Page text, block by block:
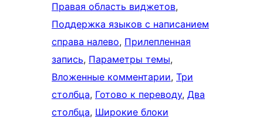
Правая область виджетов
Поддержка языков с написанием
справа налево, Прилепленная
запись, Параметры темы
Вложенные комментарии, Три
столбца, Готово к переводу, Два
столбца, Широкие блоки